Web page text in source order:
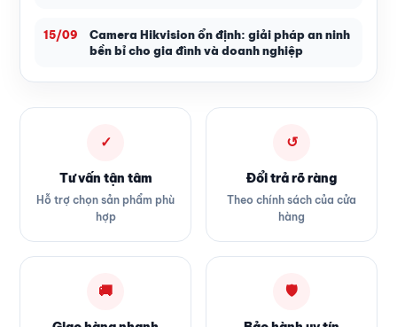
15/09
Camera Hikvision ổn định: giải pháp an ninh
bền bỉ cho gia đình và doanh nghiệp
✓
Tư vấn tận tâm
Hỗ trợ chọn sản phẩm phù
hợp
↺
Đổi trả rõ ràng
Theo chính sách của cửa
hàng
🚚 🛡